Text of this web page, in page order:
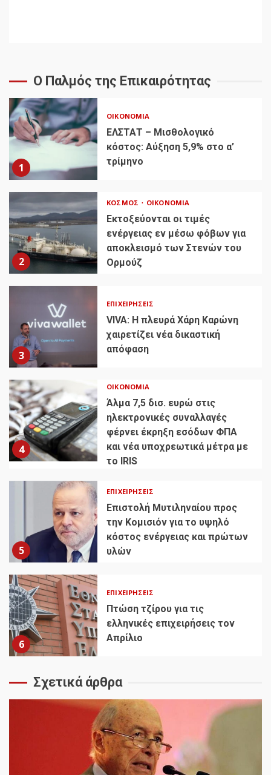
Ο Παλμός της Επικαιρότητας
1
ΟΙΚΟΝΟΜΊΑ
ΕΛΣΤΑΤ – Μισθολογικό
κόστος: Αύξηση 5,9% στο α’
τρίμηνο
2
ΚΌΣΜΟΣ ΟΙΚΟΝΟΜΊΑ
Εκτοξεύονται οι τιμές
ενέργειας εν μέσω φόβων για
αποκλεισμό των Στενών του
Ορμούζ
3
ΕΠΙΧΕΙΡΉΣΕΙΣ
VIVA: Η πλευρά Χάρη Καρώνη
χαιρετίζει νέα δικαστική
απόφαση
4
ΟΙΚΟΝΟΜΊΑ
Άλμα 7,5 δισ. ευρώ στις
ηλεκτρονικές συναλλαγές
φέρνει έκρηξη εσόδων ΦΠΑ
και νέα υποχρεωτικά μέτρα με
το IRIS
5
ΕΠΙΧΕΙΡΉΣΕΙΣ
Επιστολή Μυτιληναίου προς
την Κομισιόν για το υψηλό
κόστος ενέργειας και πρώτων
υλών
6
ΕΠΙΧΕΙΡΉΣΕΙΣ
Πτώση τζίρου για τις
ελληνικές επιχειρήσεις τον
Απρίλιο
Σχετικά άρθρα